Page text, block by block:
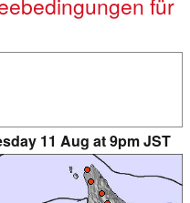
11 Aug at 9pm JST